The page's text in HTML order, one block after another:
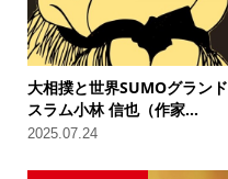
大相撲と世界SUMOグランド
スラム小林 信也（作家...
2025.07.24